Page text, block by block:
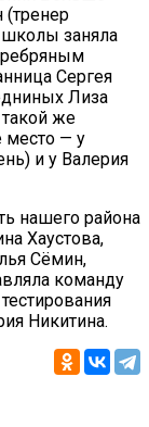
заняла
Сергея
Лиза
же
место — у
и у Валерия
нашего района
Хаустова,
Сёмин,
команду
Никитина.